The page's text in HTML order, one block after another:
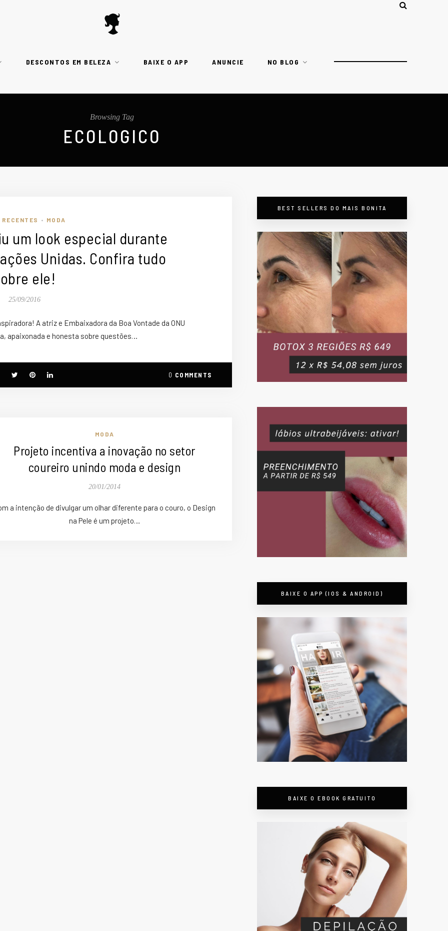
DESCONTOS EM BELEZA BAIXE O APP ANUNCIE NO BLOG
Browsing Tag
ECOLOGICO
• MODA
um look especial durante
Unidas. Confira tudo
ele!
25/09/2016
A atriz e Embaixadora da Boa Vontade da ONU
apaixonada e honesta sobre questões…
0 COMMENTS
MODA
Projeto incentiva a inovação no setor
coureiro unindo moda e design
20/01/2014
a intenção de divulgar um olhar diferente para o couro, o Design
na Pele é um projeto…
BEST SELLERS DO MAIS BONITA
BAIXE O APP (IOS & ANDROID)
BAIXE O EBOOK GRATUITO